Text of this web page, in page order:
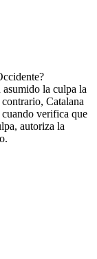
la culpa la
Catalana
verifica que
autoriza la